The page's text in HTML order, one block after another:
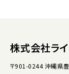
株式会社ラ
〒901-0244 沖縄県